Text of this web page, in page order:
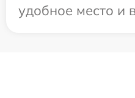
удобное место и